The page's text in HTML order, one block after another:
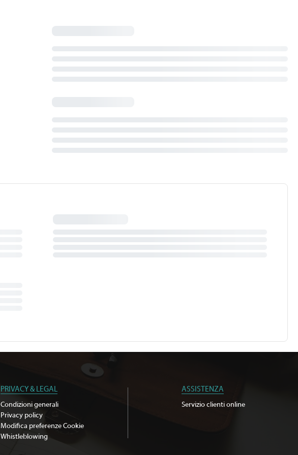
PRIVACY & LEGAL
Condizioni generali
Privacy policy
Modifica preferenze Cookie
Whistleblowing
ASSISTENZA
Servizio clienti online